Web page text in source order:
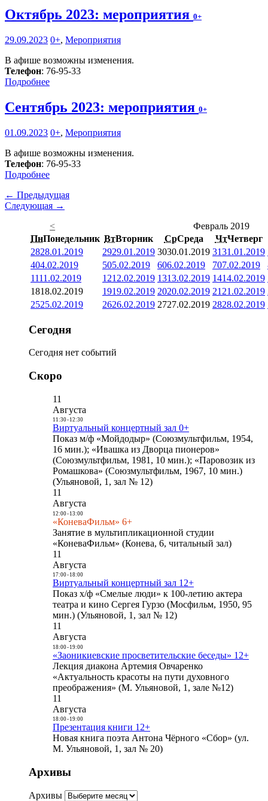
Октябрь 2023: мероприятия 0+
29.09.2023 0+, Мероприятия
В афише возможны изменения.
Телефон: 76-95-33
Подробнее
Сентябрь 2023: мероприятия 0+
01.09.2023 0+, Мероприятия
В афише возможны изменения.
Телефон: 76-95-33
Подробнее
← Предыдущая
Следующая →
<
Февраль 2019
ПнПонедельник ВтВторник СрСреда ЧтЧетверг
2828.01.2019 2929.01.2019 3030.01.2019 3131.01.2019
404.02.2019 505.02.2019 606.02.2019 707.02.2019
1111.02.2019 1212.02.2019 1313.02.2019 1414.02.2019
1818.02.2019 1919.02.2019 2020.02.2019 21 21.02.2019
2525.02.2019 2626.02.2019 2727.02.2019 2828.02.2019
Сегодня
Сегодня нет событий
Скоро
11
Августа
11:30- 12:30
Виртуальный концертный зал 0+
Показ м/ф «Мойдодыр» (Союзмультфильм, 1954,
16 мин.); «Ивашка из Дворца пионеров»
(Союзмультфильм, 1981, 10 мин.); «Паровозик из
Ромашкова» (Союзмультфильм, 1967, 10 мин.)
(Ульяновой, 1, зал № 12)
11
Августа
12:00- 13:00
«КоневаФильм» 6+
Занятие в мультипликационной студии
«КоневаФильм» (Конева, 6, читальный зал)
11
Августа
17:00- 18:00
Виртуальный концертный зал 12+
Показ х/ф «Смелые люди» к 100-летию актера
театра и кино Сергея Гурзо (Мосфильм, 1950, 95
мин.) (Ульяновой, 1, зал № 12)
11
Августа
18:00- 19:00
«Заоникиевские просветительские беседы» 12+
Лекция диакона Артемия Овчаренко
«Актуальность красоты на пути духовного
преображения» (М. Ульяновой, 1, зале №12)
11
Августа
18:00- 19:00
Презентация книги 12+
Новая книга поэта Антона Чёрного «Сбор» (ул.
М. Ульяновой, 1, зал № 20)
Архивы
Архивы